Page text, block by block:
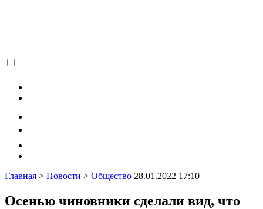
Главная > Новости > Общество 28.01.2022 17:10
Осенью чиновники сделали вид, что